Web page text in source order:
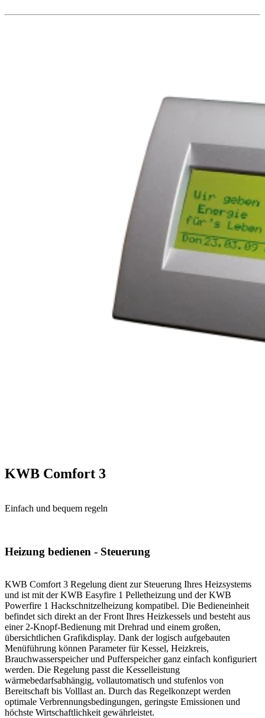
KWB Comfort 3
Einfach und bequem regeln
Heizung bedienen - Steuerung
KWB Comfort 3 Regelung dient zur Steuerung Ihres Heizsystems
und ist mit der KWB Easyfire 1 Pelletheizung und der KWB
Powerfire 1 Hackschnitzelheizung kompatibel. Die Bedieneinheit
befindet sich direkt an der Front Ihres Heizkessels und besteht aus
einer 2-Knopf-Bedienung mit Drehrad und einem großen,
übersichtlichen Grafikdisplay. Dank der logisch aufgebauten
Menüführung können Parameter für Kessel, Heizkreis,
Brauchwasserspeicher und Pufferspeicher ganz einfach konfiguriert
werden. Die Regelung passt die Kesselleistung
wärmebedarfsabhängig, vollautomatisch und stufenlos von
Bereitschaft bis Volllast an. Durch das Regelkonzept werden
optimale Verbrennungsbedingungen, geringste Emissionen und
höchste Wirtschaftlichkeit gewährleistet.